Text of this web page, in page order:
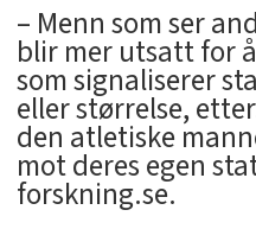
– Menn som ser
blir mer utsatt for
som signaliserer
eller størrelse,
den atletiske
mot deres egen
forskning.se.